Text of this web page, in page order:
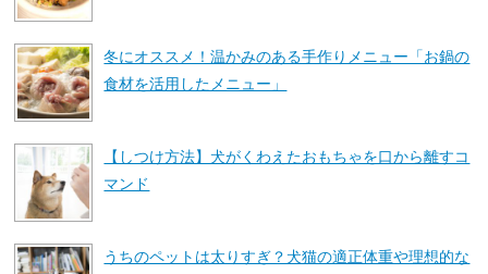
冬にオススメ！温かみのある手作りメニュー「お鍋の
食材を活用したメニュー」
【しつけ方法】犬がくわえたおもちゃを口から離すコ
マンド
うちのペットは太りすぎ？犬猫の適正体重や理想的な